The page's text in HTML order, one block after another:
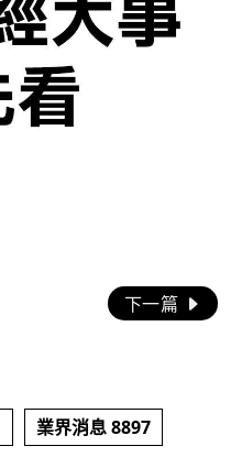
下一篇
業界消息 8897